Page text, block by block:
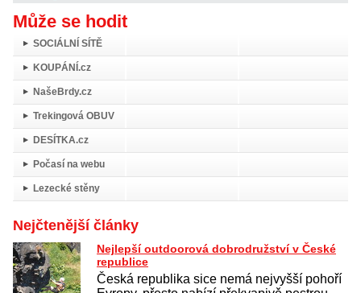
Může se hodit
SOCIÁLNÍ SÍTĚ
KOUPÁNÍ.cz
NašeBrdy.cz
Trekingová OBUV
DESÍTKA.cz
Počasí na webu
Lezecké stěny
Nejčtenější články
Nejlepší outdoorová dobrodružství v České
republice
Česká republika sice nemá nejvyšší pohoří